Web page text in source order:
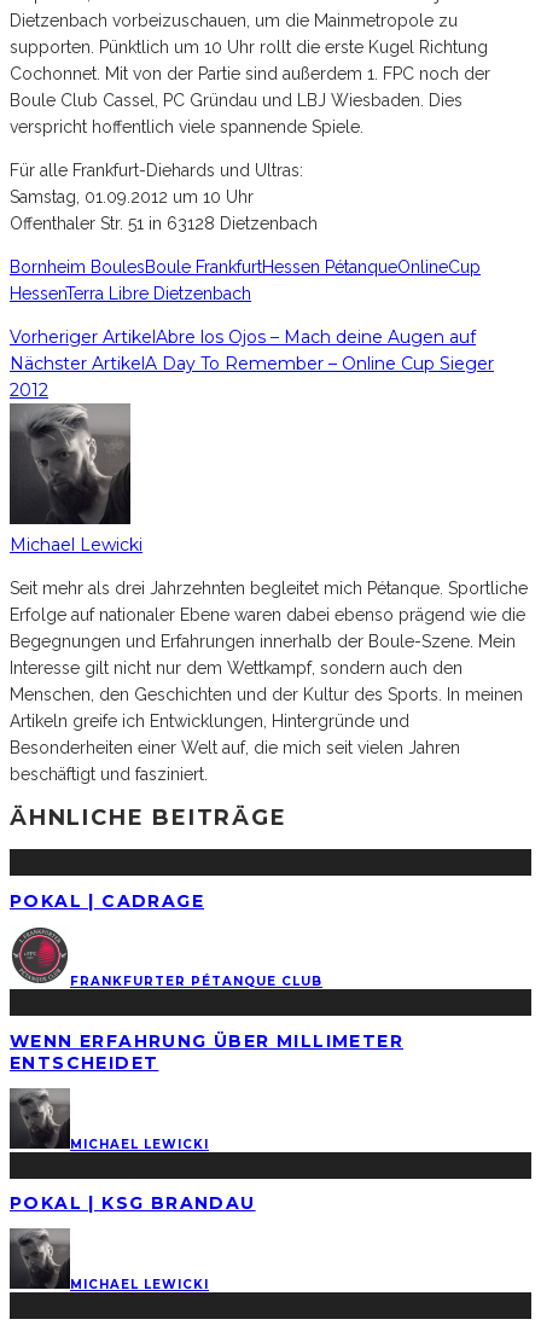
Dietzenbach vorbeizuschauen, um die Mainmetropole zu
supporten. Pünktlich um 10 Uhr rollt die erste Kugel Richtung
Cochonnet. Mit von der Partie sind außerdem 1. FPC noch der
Boule Club Cassel, PC Gründau und LBJ Wiesbaden. Dies
verspricht hoffentlich viele spannende Spiele.
Für alle Frankfurt-Diehards und Ultras:
Samstag, 01.09.2012 um 10 Uhr
Offenthaler Str. 51 in 63128 Dietzenbach
Bornheim BoulesBoule FrankfurtHessen PétanqueOnlineCup
HessenTerra Libre Dietzenbach
Vorheriger ArtikelAbre los Ojos – Mach deine Augen auf
Nächster ArtikelA Day To Remember – Online Cup Sieger
2012
Michael Lewicki
Seit mehr als drei Jahrzehnten begleitet mich Pétanque. Sportliche
Erfolge auf nationaler Ebene waren dabei ebenso prägend wie die
Begegnungen und Erfahrungen innerhalb der Boule-Szene. Mein
Interesse gilt nicht nur dem Wettkampf, sondern auch den
Menschen, den Geschichten und der Kultur des Sports. In meinen
Artikeln greife ich Entwicklungen, Hintergründe und
Besonderheiten einer Welt auf, die mich seit vielen Jahren
beschäftigt und fasziniert.
ÄHNLICHE BEITRÄGE
POKAL | CADRAGE
FRANKFURTER PÉTANQUE CLUB
WENN ERFAHRUNG ÜBER MILLIMETER
ENTSCHEIDET
MICHAEL LEWICKI
POKAL | KSG BRANDAU
MICHAEL LEWICKI